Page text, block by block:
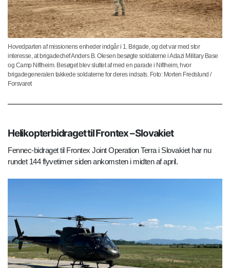
Hovedparten af missionens enheder indgår i 1. Brigade, og det var med stor
interesse, at brigadechef Anders B. Olesen besøgte soldaterne i Adazi Military Base
og Camp Niflheim. Besøget blev sluttet af med en parade i Niflheim, hvor
brigadegeneralen takkede soldaterne for deres indsats. Foto: Morten Fredslund /
Forsvaret
Helikopterbidraget til Frontex – Slovakiet
Fennec-bidraget til Frontex Joint Operation Terra i Slovakiet har nu
rundet 144 flyvetimer siden ankomsten i midten af april.